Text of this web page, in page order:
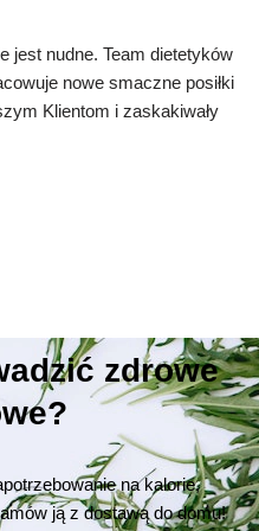
jest nudne. Team dietetyków
nowe smaczne posiłki
Klientom i zaskakiwały
zdrowe
na kalorie,
ją z dostawą do domu!